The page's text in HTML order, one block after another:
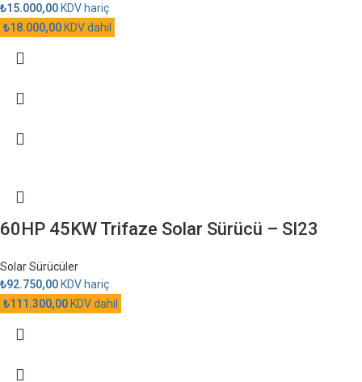
₺15.000,00KDV hariç
₺18.000,00KDV dahil
60HP 45KW Trifaze Solar Sürücü – SI23
Solar Sürücüler
₺92.750,00KDV hariç
₺111.300,00KDV dahil